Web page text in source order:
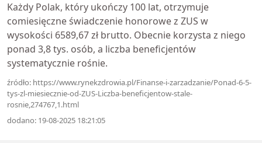
Każdy Polak, który ukończy 100 lat, otrzymuje
comiesięczne świadczenie honorowe z ZUS w
wysokości 6589,67 zł brutto. Obecnie korzysta z niego
ponad 3,8 tys. osób, a liczba beneficjentów
systematycznie rośnie.
źródło: https://www.rynekzdrowia.pl/Finanse-i-zarzadzanie/Ponad-6-5-
tys-zl-miesiecznie-od-ZUS-Liczba-beneficjentow-stale-
rosnie,274767,1.html
dodano: 19-08-2025 18:21:05